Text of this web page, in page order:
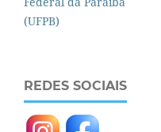
REDES SOCIAIS